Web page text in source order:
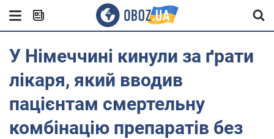
У Німеччині кинули за ґрати
лікаря, який вводив
пацієнтам смертельну
комбінацію препаратів без